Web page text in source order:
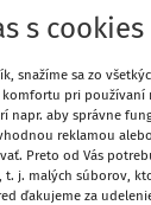
Nebude trvať
už nie je
a
s cookies
snažíme sa zo
pri používaní
napr. aby správne
reklamou
Preto od Vás
t. j. malých súborov,
ďakujeme za